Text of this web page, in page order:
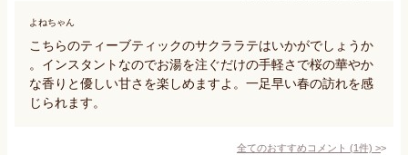
よねちゃん
こちらのティーブティックのサクララテはいかがでしょうか
。インスタントなのでお湯を注ぐだけの手軽さで桜の華やか
な香りと優しい甘さを楽しめますよ。一足早い春の訪れを感
じられます。
全てのおすすめコメント (1件) >